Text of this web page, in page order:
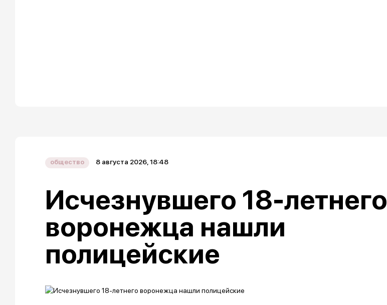
общество 8 августа 2026, 18:48
Исчезнувшего 18-летнего
воронежца нашли
полицейские